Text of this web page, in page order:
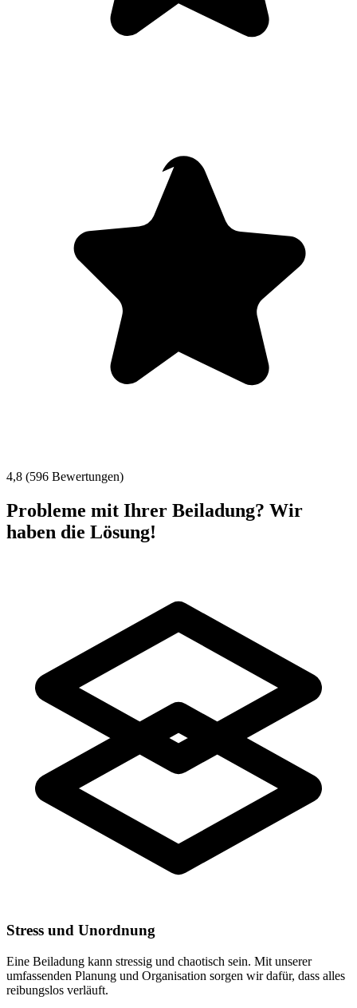
4,8 (596 Bewertungen)
Probleme mit Ihrer Beiladung? Wir
haben die Lösung!
Stress und Unordnung
Eine Beiladung kann stressig und chaotisch sein. Mit unserer
umfassenden Planung und Organisation sorgen wir dafür, dass alles
reibungslos verläuft.